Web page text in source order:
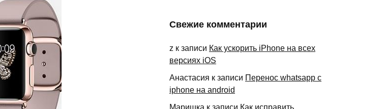
Свежие комментарии
z к записи Как ускорить iPhone на всех
версиях iOS
Анастасия к записи Перенос whatsapp с
iphone на android